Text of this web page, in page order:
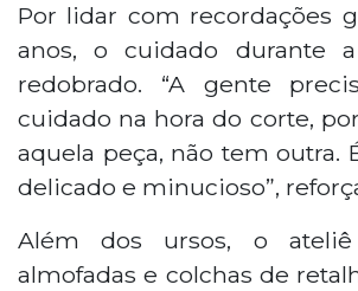
Por lidar com recordações
anos, o cuidado durante
redobrado. “A gente
cuidado na hora do corte,
aquela peça, não tem outra.
delicado e minucioso”,
Além dos ursos, o ateliê
almofadas e colchas de